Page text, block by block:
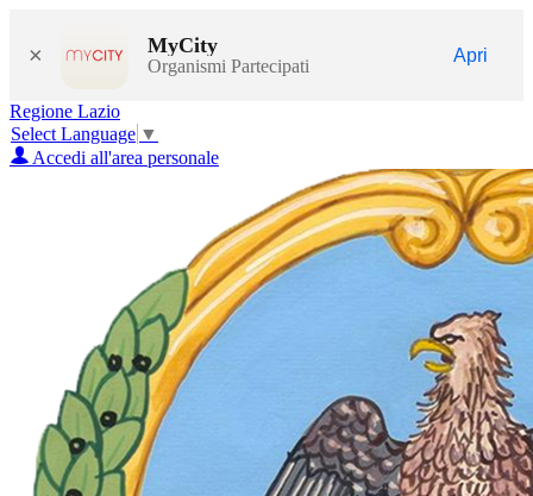
× MyCity
Organismi Partecipati
Apri
Regione Lazio
Select Language ▼
Accedi all'area personale